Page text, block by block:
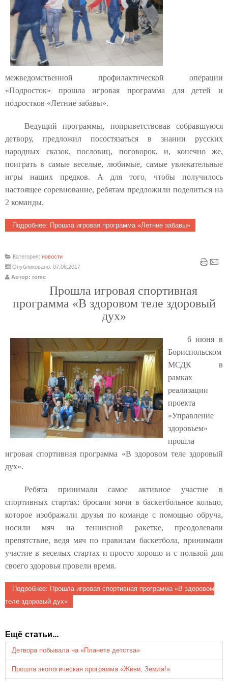
межведомственной профилактической операции
«Подросток» прошла игровая программа для детей и
подростков «Летние забавы».
Ведущий программы, поприветствовав собравшуюся
детвору, предложил посостязаться в знании русских
народных сказок, пословиц, поговорок, и, конечно же,
поиграть в самые веселые, любимые, самые увлекательные
игры наших предков. А для того, чтобы получилось
настоящее соревнование, ребятам предложили поделиться на
2 команды.
Подробнее: Прошла игровая программа «Летние забавы»
Категория: новости
Опубликовано: 07.06.2017
Автор: romc
Прошла игровая спортивная
программа «В здоровом теле здоровый
дух»
6 июня в
Бориспольском
МСДК в
рамках
реализации
проекта
«Управление
здоровьем»
прошла
игровая спортивная программа «В здоровом теле здоровый
дух».
Ребята принимали самое активное участие в
спортивных стартах: бросали мячи в баскетбольное кольцо,
которое изображали друзья по команде с помощью обруча,
носили мяч на теннисной ракетке, преодолевали
препятствие, ведя мяч по правилам баскетбола, принимали
участие в веселых стартах и просто хорошо и с пользой для
своего здоровья провели время.
Подробнее: Прошла игровая спортивная программа «В здоровом
теле здоровый дух»
Ещё статьи...
Детвора побывала на «Планете детства»
Прошла экологическая программа «Живи, Земля!»